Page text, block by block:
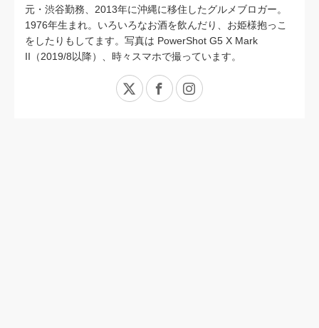
元・渋谷勤務、2013年に沖縄に移住したグルメブロガー。
1976年生まれ。いろいろなお酒を飲んだり、お姫様抱っこ
をしたりもしてます。写真は PowerShot G5 X Mark
II（2019/8以降）、時々スマホで撮っています。
X FacebookInstagram